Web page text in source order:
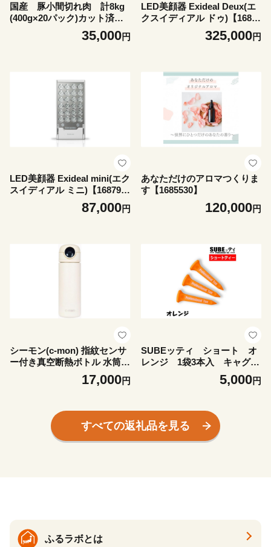
国産 豚小間切れ肉 計8kg
(400g×20パック)カット済
み、保存に便利な小分け、チ
ャック付き【1664050】
35,000円
LED美顔器 Exideal Deux(エ
クスイディアル ドゥ)【16879
325,000円
LED美顔器 Exideal mini(エク
スイディアル ミニ)【168792
87,000円
あなただけのアロマつくりま
す【1685530】
120,000円
シーモン(c-mon) 指紋センサ
ー付き真空断熱ボトル 水筒
17,000円
SUBEッティ ショート オ
レンジ 1袋3本入 キャグ
飛んで曲がらない ゴルフ テ
5,000円
すべての返礼品を見る
ふるラボとは